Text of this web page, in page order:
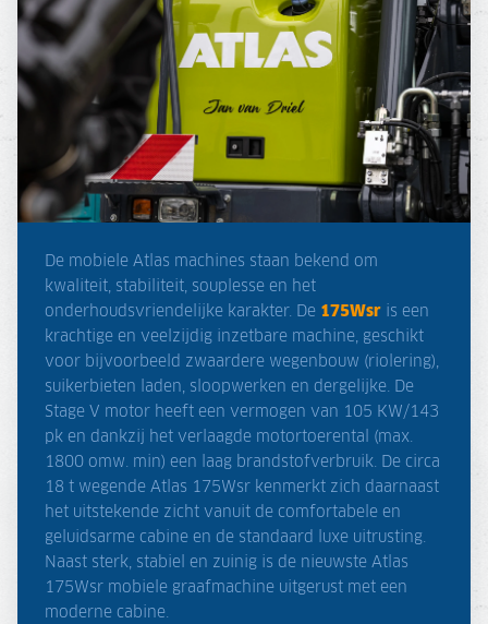
De mobiele Atlas machines staan bekend om
kwaliteit, stabiliteit, souplesse en het
onderhoudsvriendelijke karakter. De 175Wsr is een
krachtige en veelzijdig inzetbare machine, geschikt
voor bijvoorbeeld zwaardere wegenbouw (riolering),
suikerbieten laden, sloopwerken en dergelijke. De
Stage V motor heeft een vermogen van 105 KW/143
pk en dankzij het verlaagde motortoerental (max.
1800 omw. min) een laag brandstofverbruik. De circa
18 t wegende Atlas 175Wsr kenmerkt zich daarnaast
het uitstekende zicht vanuit de comfortabele en
geluidsarme cabine en de standaard luxe uitrusting.
Naast sterk, stabiel en zuinig is de nieuwste Atlas
175Wsr mobiele graafmachine uitgerust met een
moderne cabine.